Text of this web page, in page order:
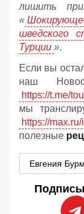
лишить
«
шведского
Турции ».
Если вы
наш
https://t.me/
мы
https://
полезные
Евгения